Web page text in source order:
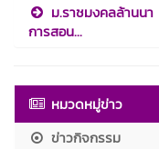
ม.ราชมงคลล้านน
การสอน...
หมวดหมู่ข่าว
ข่าวกิจกรรม